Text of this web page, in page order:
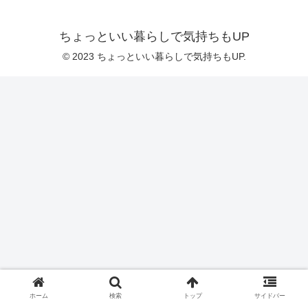
ちょっといい暮らしで気持ちもUP
© 2023 ちょっといい暮らしで気持ちもUP.
ホーム 検索 トップ サイドバー